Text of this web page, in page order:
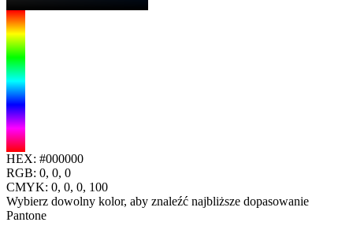
HEX: #000000
RGB: 0, 0, 0
CMYK: 0, 0, 0, 100
Wybierz dowolny kolor, aby znaleźć najbliższe dopasowanie
Pantone